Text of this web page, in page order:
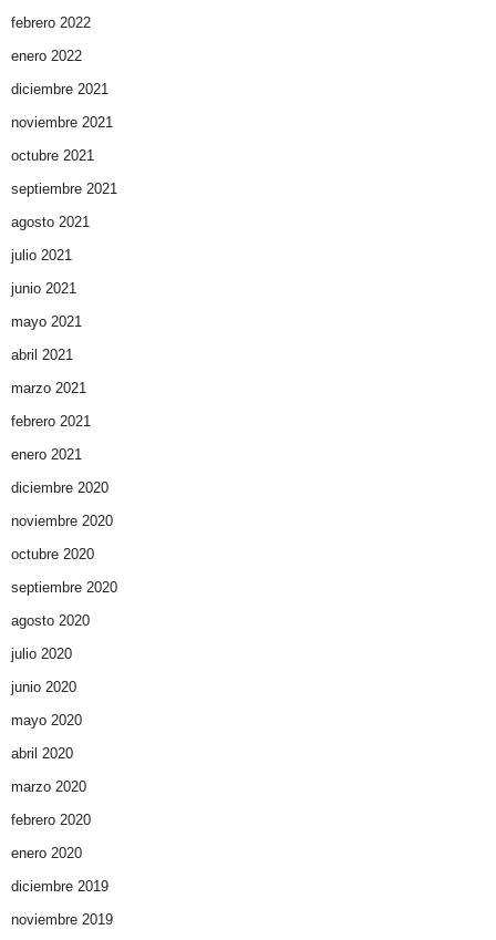
febrero 2022
enero 2022
diciembre 2021
noviembre 2021
octubre 2021
septiembre 2021
agosto 2021
julio 2021
junio 2021
mayo 2021
abril 2021
marzo 2021
febrero 2021
enero 2021
diciembre 2020
noviembre 2020
octubre 2020
septiembre 2020
agosto 2020
julio 2020
junio 2020
mayo 2020
abril 2020
marzo 2020
febrero 2020
enero 2020
diciembre 2019
noviembre 2019